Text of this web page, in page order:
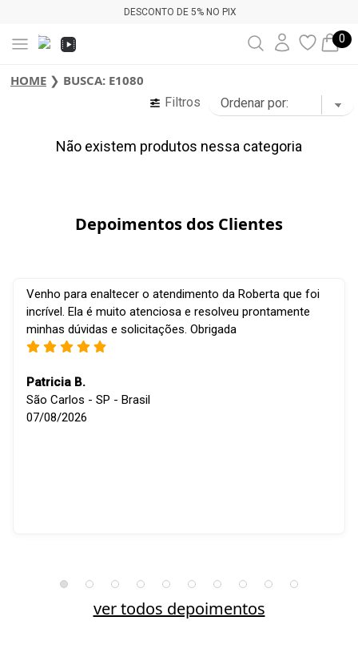
DESCONTO DE 5% NO PIX
0
HOME ❯ BUSCA: E1080
Filtros
Não existem produtos nessa categoria
Depoimentos dos Clientes
Venho para enaltecer o atendimento da Roberta que foi
incrível. Ela é muito atenciosa e resolveu prontamente
minhas dúvidas e solicitações. Obrigada
Patricia B.
São Carlos - SP - Brasil
07/08/2026
ver todos depoimentos